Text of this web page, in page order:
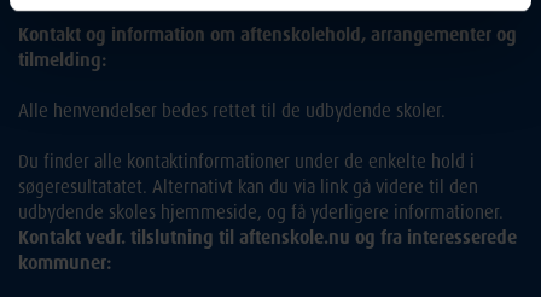
Kontakt og information om aftenskolehold, arrangementer og
tilmelding:
Alle henvendelser bedes rettet til de udbydende skoler.
Du finder alle kontaktinformationer under de enkelte hold i
søgeresultatatet. Alternativt kan du via link gå videre til den
udbydende skoles hjemmeside, og få yderligere informationer.
Kontakt vedr. tilslutning til aftenskole.nu og fra interesserede
kommuner: